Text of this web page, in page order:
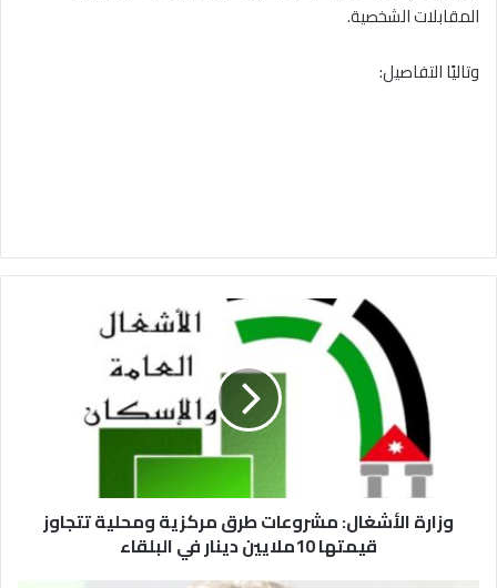
المقابلات الشخصية.
وتاليًا التفاصيل:
وزارة الأشغال: مشروعات طرق مركزية ومحلية تتجاوز
قيمتها 10ملايين دينار في البلقاء